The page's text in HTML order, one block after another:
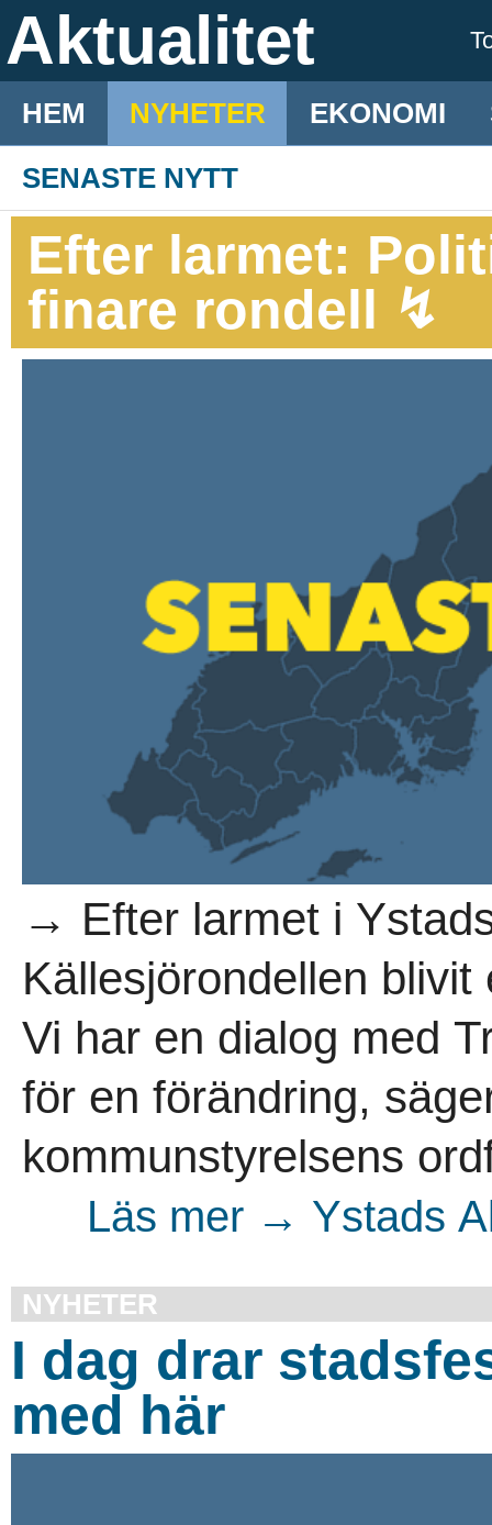
Aktualitet
HEM NYHETER EKONOMI
SENASTE NYTT
Efter larmet:
finare rondell ↯
→ Efter larmet i
Källesjörondellen
Vi har en dialog med
för en förändring,
kommunstyrelsens
Läs mer → Ystads
NYHETER
I dag drar
med här